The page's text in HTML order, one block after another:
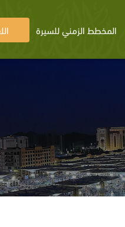
المخطط الزمني للسيرة